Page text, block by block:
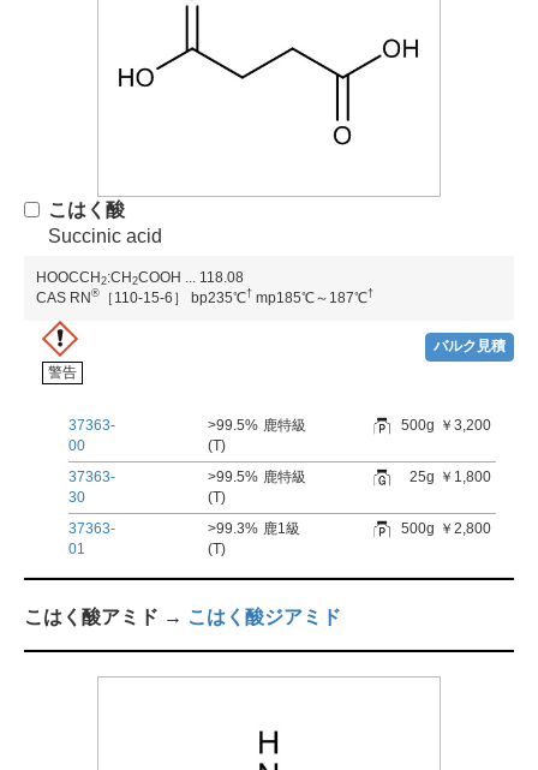
こはく酸
Succinic acid
HOOCCH2:CH2COOH
118.08
CAS RN® ［110-15-6］ bp235℃† mp185℃～187℃†
警告
バルク見積
37363-
00
>99.5%
(T)
鹿特級 500g ￥3,200
37363-
30
>99.5%
(T)
鹿特級 25g ￥1,800
37363-
01
>99.3%
(T)
鹿1級 500g ￥2,800
こはく酸アミド → こはく酸ジアミド